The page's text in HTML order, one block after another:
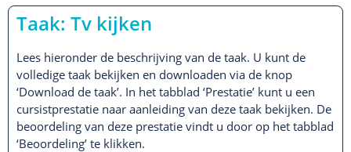
Taak: Tv kijken
Lees hieronder de beschrijving van de taak. U kunt de
volledige taak bekijken en downloaden via de knop
‘Download de taak’. In het tabblad ‘Prestatie’ kunt u een
cursistprestatie naar aanleiding van deze taak bekijken. De
beoordeling van deze prestatie vindt u door op het tabblad
‘Beoordeling’ te klikken.